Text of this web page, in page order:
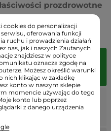
prozdrowotne
w 100 ml
%
RWS
3695 kJ /
44%
cookies do personalizacji
serwisu, oferowania funkcji
ruchu i prowadzienia działań
nas, jak i naszych Zaufanych
znajdziesz w polityce
oznacza zgodę na
Możesz określić warunki
klikając w zakładkę
konto w naszym sklepie
momencie używając do tego
konto lub poprzez
z danego urządzenia